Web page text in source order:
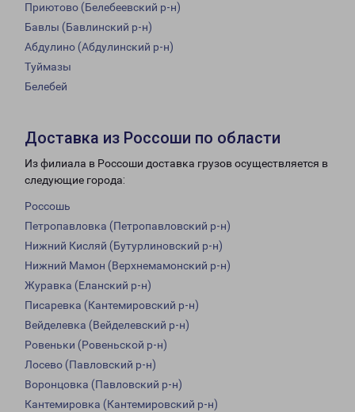
Приютово (Белебеевский р-н)
Бавлы (Бавлинский р-н)
Абдулино (Абдулинский р-н)
Туймазы
Белебей
Доставка из Россоши по области
Из филиала в Россоши доставка грузов осуществляется в
следующие города:
Россошь
Петропавловка (Петропавловский р-н)
Нижний Кисляй (Бутурлиновский р-н)
Нижний Мамон (Верхнемамонский р-н)
Журавка (Еланский р-н)
Писаревка (Кантемировский р-н)
Вейделевка (Вейделевский р-н)
Ровеньки (Ровеньской р-н)
Лосево (Павловский р-н)
Воронцовка (Павловский р-н)
Кантемировка (Кантемировский р-н)